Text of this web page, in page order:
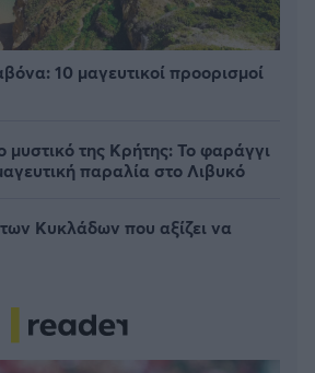
10 μαγευτικοί προορισμοί
μυστικό της Κρήτης: Το φαράγγι
παραλία στο Λιβυκό
Κυκλάδων που αξίζει να